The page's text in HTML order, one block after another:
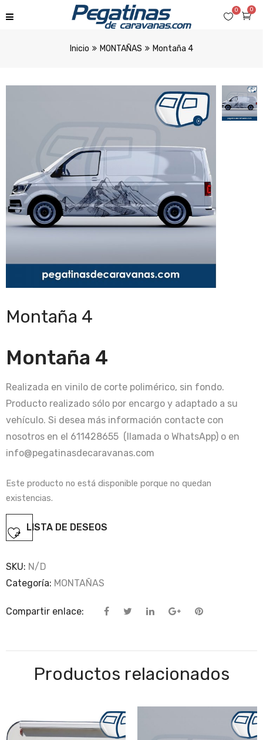
0
0
Inicio MONTAÑAS Montaña 4
Montaña 4
Montaña 4
Realizada en vinilo de corte polimérico, sin fondo.
Producto realizado sólo por encargo y adaptado a su
vehículo. Si desea más información contacte con
nosotros en el 611428655 (llamada o WhatsApp) o en
info@pegatinasdecaravanas.com
Este producto no está disponible porque no quedan
existencias.
LISTA DE DESEOS
SKU: N/D
Categoría: MONTAÑAS
Compartir enlace:
Productos relacionados